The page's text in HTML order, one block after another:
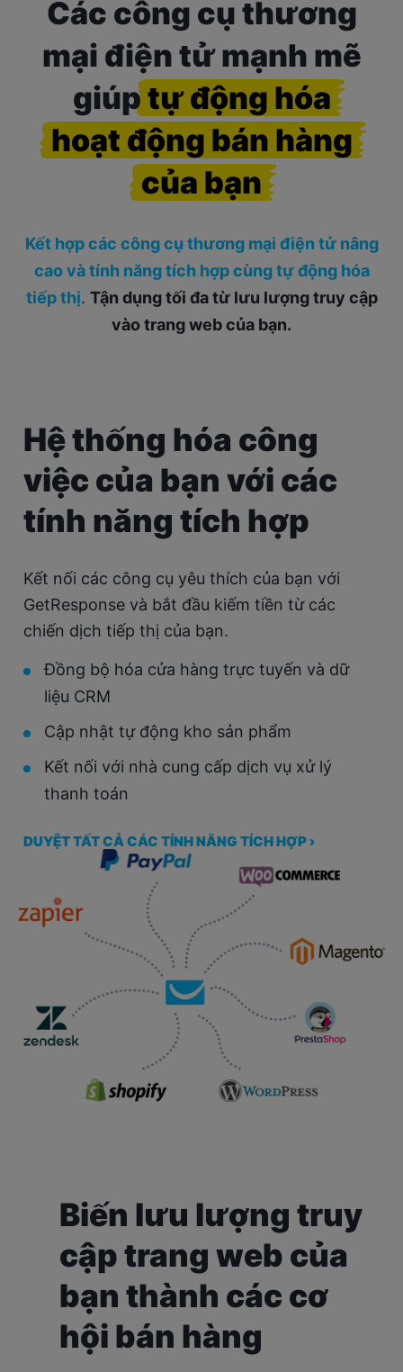
Các công cụ thương
mại điện tử mạnh mẽ
giúptự động hóa
hoạt động bán hàng
của bạn
Kết hợp các công cụ thương mại điện tử nâng
cao và tính năng tích hợp cùng tự động hóa
tiếp thị. Tận dụng tối đa từ lưu lượng truy cập
vào trang web của bạn.
Hệ thống hóa công
việc của bạn với các
tính năng tích hợp
Kết nối các công cụ yêu thích của bạn với
GetResponse và bắt đầu kiếm tiền từ các
chiến dịch tiếp thị của bạn.
Đồng bộ hóa cửa hàng trực tuyến và dữ
liệu CRM
Cập nhật tự động kho sản phẩm
Kết nối với nhà cung cấp dịch vụ xử lý
thanh toán
DUYỆT TẤT CẢ CÁC TÍNH NĂNG TÍCH HỢP ›
Biến lưu lượng truy
cập trang web của
bạn thành các cơ
hội bán hàng